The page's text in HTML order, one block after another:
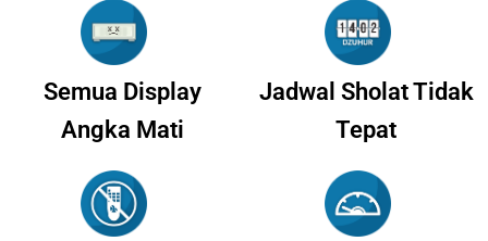
Semua Display
Angka Mati
Jadwal Sholat Tidak
Tepat